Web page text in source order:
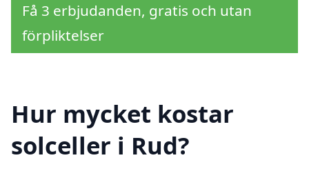
Få 3 erbjudanden, gratis och utan
förpliktelser
Hur mycket kostar
solceller i Rud?